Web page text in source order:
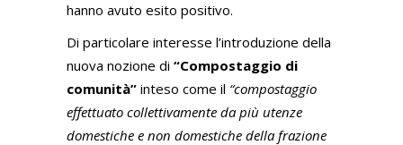
hanno avuto esito positivo.
Di particolare interesse l’introduzione della
nuova nozione di “Compostaggio di
comunità” inteso come il “compostaggio
effettuato collettivamente da più utenze
domestiche e non domestiche della frazione